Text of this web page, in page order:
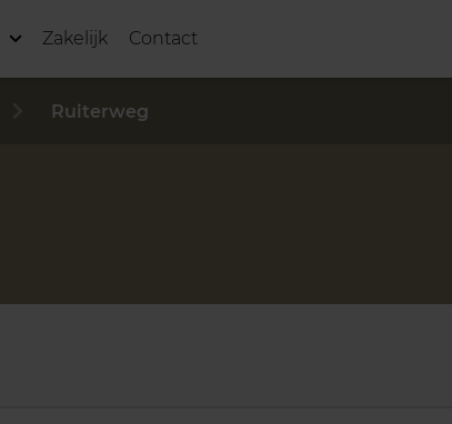
Zakelijk Contact
Ruiterweg